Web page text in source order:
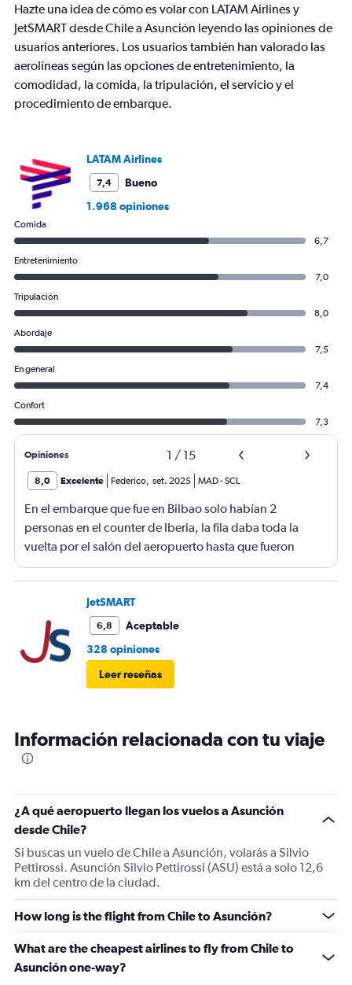
chart
1
Y
axis
displaying
Range:
Hazte una idea de cómo es volar con LATAM Airlines y
JetSMART desde Chile a Asunción leyendo las opiniones de
usuarios anteriores. Los usuarios también han valorado las
aerolíneas según las opciones de entretenimiento, la
comodidad, la comida, la tripulación, el servicio y el
procedimiento de embarque.
LATAM Airlines
7,4
Bueno
1.968 opiniones
Comida
6,7
Entretenimiento
7,0
Tripulación
8,0
Abordaje
7,5
En general
7,4
Confort
7,3
Opiniones 1 / 15
8,0 Excelente Federico, set. 2025 MAD-SCL
En el embarque que fue en Bilbao solo habían 2
personas en el counter de Iberia, la fila daba toda la
vuelta por el salón del aeropuerto hasta que fueron
agregando de a poco y fueron 5 en total, pero estuvimos
casi 1 hora y media haciendo fila solo para despachar las
JetSMART
6,8
Aceptable
328 opiniones
Leer reseñas
Información relacionada con tu viaje
¿A qué aeropuerto llegan los vuelos a Asunción
desde Chile?
Si buscas un vuelo de Chile a Asunción, volarás a Silvio
Pettirossi. Asunción Silvio Pettirossi (ASU) está a solo 12,6
km del centro de la ciudad.
How long is the flight from Chile to Asunción?
What are the cheapest airlines to fly from Chile to
Asunción one-way?